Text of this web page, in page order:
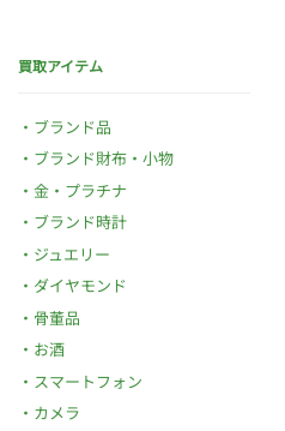
買取アイテム
ブランド品
ブランド財布・小物
金・プラチナ
ブランド時計
ジュエリー
ダイヤモンド
骨董品
お酒
スマートフォン
カメラ